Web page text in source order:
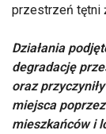
przestrzeń tętni
Działania
degradację
oraz
miejsca
mieszkańców i